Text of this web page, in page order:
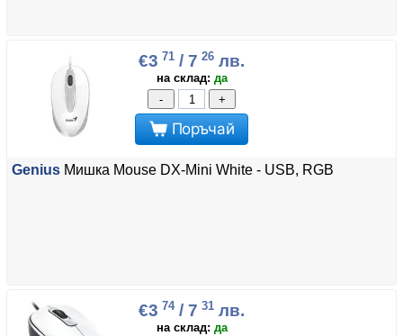
€3 71 / 7 26 лв.
на склад: да
-
+
Поръчай
Genius Мишка Mouse DX-Mini White - USB, RGB
€3 74/ 7 31 лв.
на склад: да